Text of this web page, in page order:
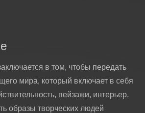
в том, чтобы передать
мира, который включает в себя
пейзажи, интерьер.
образы творческих людей